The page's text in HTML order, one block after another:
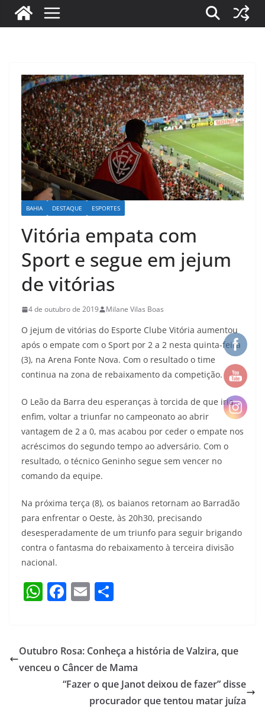
BAHIA DESTAQUE ESPORTES
Vitória empata com
Sport e segue em jejum
de vitórias
4 de outubro de 2019 Milane Vilas Boas
O jejum de vitórias do Esporte Clube Vitória aumentou
após o empate com o Sport por 2 a 2 nesta quinta-feira
(3), na Arena Fonte Nova. Com o resultado o time
continua na zona de rebaixamento da competição.
O Leão da Barra deu esperanças à torcida de que iria,
enfim, voltar a triunfar no campeonato ao abrir
vantagem de 2 a 0, mas acabou por ceder o empate nos
acréscimos do segundo tempo ao adversário. Com o
resultado, o técnico Geninho segue sem vencer no
comando da equipe.
Na próxima terça (8), os baianos retornam ao Barradão
para enfrentar o Oeste, às 20h30, precisando
desesperadamente de um triunfo para seguir brigando
contra o fantasma do rebaixamento à terceira divisão
nacional.
W
s
A
F
e
b
o
E
l e
Outubro Rosa: Conheça a história de Valzira, que
venceu o Câncer de Mama
“Fazer o que Janot deixou de fazer” disse
procurador que tentou matar juíza